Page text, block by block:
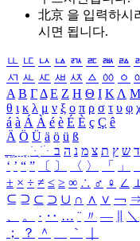
北京 을 입력하시
시면 됩니다.
ㅥ ㅦ ㅧ ㅨ ㅩ ㅪ ㅫ ㅬ
ㅺ ㅻ ㅼ ㅽ ㅾ ㅿ ㆀ ㆁ
Α Β ΓΔ Ε Ζ Η Θ Ι ΚΛ Μ
θ ι κ λ μ ν ξ ο π ρ σ τ υ φ
á à Á À é è É È ç Ç ê
Ä Ö Ü ä ö ü ß
ִֶֹ ֻּ ׁׂ ד ש ץ ת צ מ נ ה ב
‘ ’ “ ” 〔 〕 〈 〉 「 」
± × ÷ ≠ ≤ ≥ ∞ ∴ ♂ ♀ ∠
⊆ ⊇ ⊂ ⊃ ∪ ∩ ∧ ∨ ￢
、
。 · ‥ … ¨ 〃 ― ＼
；
？ ＾ ｀